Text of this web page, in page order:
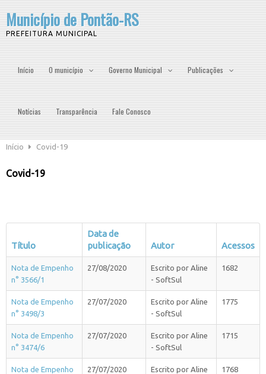
Município de Pontão-RS
PREFEITURA MUNICIPAL
Início O município Governo Municipal Publicações
Notícias Transparência Fale Conosco
Início Covid-19
Covid-19
Título
Data de
publicação
Autor Acessos
Nota de Empenho
n° 3566/1
27/08/2020
Escrito por Aline
- SoftSul
1682
Nota de Empenho
n° 3498/3
27/07/2020
Escrito por Aline
- SoftSul
1775
Nota de Empenho
n° 3474/6
27/07/2020
Escrito por Aline
- SoftSul
1715
Nota de Empenho
27/07/2020
Escrito por Aline
1768